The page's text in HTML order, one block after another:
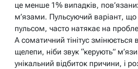
це менше 1% випадків,
м’язами. Пульсуючий варіант, що
пульсом, часто натякає на
А соматичний тінітус змінюється
щелепи, ніби звук “керують”
унікальний відбиток причини, і